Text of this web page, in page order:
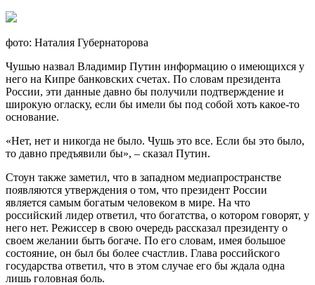
фото: Наталия Губернаторова
Чушью назвал Владимир Путин информацию о имеющихся у
него на Кипре банковских счетах. По словам президента
России, эти данные давно бы получили подтверждение и
широкую огласку, если бы имели бы под собой хоть какое-то
основание.
«Нет, нет и никогда не было. Чушь это все. Если бы это было,
то давно предъявили бы», – сказал Путин.
Стоун также заметил, что в западном медиапространстве
появляются утверждения о том, что президент России
является самым богатым человеком в мире. На что
российский лидер ответил, что богатства, о котором говорят, у
него нет. Режиссер в свою очередь рассказал президенту о
своем желании быть богаче. По его словам, имея большое
состояние, он был бы более счастлив. Глава российского
государства ответил, что в этом случае его бы ждала одна
лишь головная боль.